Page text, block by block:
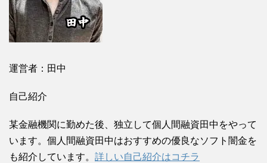
運営者：田中
自己紹介
某金融機関に勤めた後、独立して個人間融資田中をやって
います。個人間融資田中はおすすめの優良なソフト闇金を
も紹介しています。 詳しい自己紹介はコチラ